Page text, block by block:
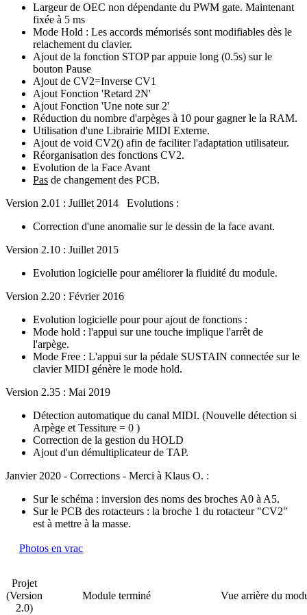
Largeur de OEC non dépendante du PWM gate. Maintenant
fixée à 5 ms
Mode Hold : Les accords mémorisés sont modifiables dès le
relachement du clavier.
Ajout de la fonction STOP par appuie long (0.5s) sur le
bouton Pause
Ajout de CV2=Inverse CV1
Ajout Fonction 'Retard 2N'
Ajout Fonction 'Une note sur 2'
Réduction du nombre d'arpèges à 10 pour gagner le la RAM.
Utilisation d'une Librairie MIDI Externe.
Ajout de void CV2() afin de faciliter l'adaptation utilisateur.
Réorganisation des fonctions CV2.
Evolution de la Face Avant
Pas de changement des PCB.
Version 2.01 : Juillet 2014 Evolutions :
Correction d'une anomalie sur le dessin de la face avant.
Version 2.10 : Juillet 2015
Evolution logicielle pour améliorer la fluidité du module.
Version 2.20 : Février 2016
Evolution logicielle pour pour ajout de fonctions :
Mode hold : l'appui sur une touche implique l'arrêt de
l'arpège.
Mode Free : L'appui sur la pédale SUSTAIN connectée sur le
clavier MIDI génère le mode hold.
Version 2.35 : Mai 2019
Détection automatique du canal MIDI. (Nouvelle détection si
Arpège et Tessiture = 0 )
Correction de la gestion du HOLD
Ajout d'un démultiplicateur de TAP.
Janvier 2020 - Corrections - Merci à Klaus O. :
Sur le schéma : inversion des noms des broches A0 à A5.
Sur le PCB des rotacteurs : la broche 1 du rotacteur "CV2"
est à mettre à la masse.
Photos en vrac
Projet
(Version
2.0)
Module terminé Vue arrière du